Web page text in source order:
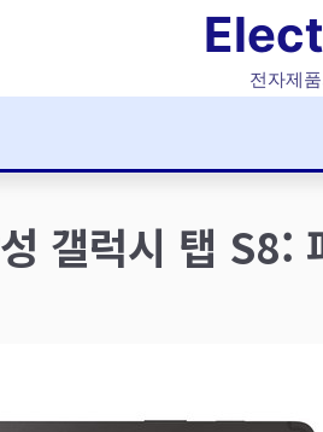
전자제
갤럭시 탭 S8: